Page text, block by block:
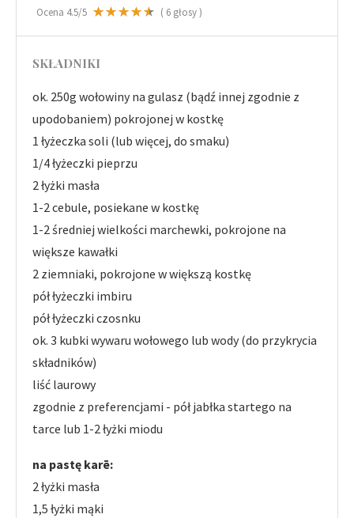
Ocena 4.5/5 ( 6 głosy )
SKŁADNIKI
ok. 250g wołowiny na gulasz (bądź innej zgodnie z
upodobaniem) pokrojonej w kostkę
1 łyżeczka soli (lub więcej, do smaku)
1/4 łyżeczki pieprzu
2 łyżki masła
1-2 cebule, posiekane w kostkę
1-2 średniej wielkości marchewki, pokrojone na
większe kawałki
2 ziemniaki, pokrojone w większą kostkę
pół łyżeczki imbiru
pół łyżeczki czosnku
ok. 3 kubki wywaru wołowego lub wody (do przykrycia
składników)
liść laurowy
zgodnie z preferencjami - pół jabłka startego na
tarce lub 1-2 łyżki miodu
na pastę karē:
2 łyżki masła
1,5 łyżki mąki